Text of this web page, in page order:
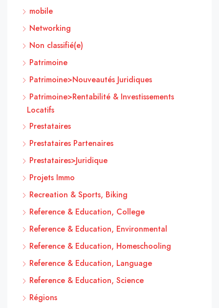
mobile
Networking
Non classifié(e)
Patrimoine
Patrimoine>Nouveautés Juridiques
Patrimoine>Rentabilité & Investissements
Locatifs
Prestataires
Prestataires Partenaires
Prestataires>Juridique
Projets Immo
Recreation & Sports, Biking
Reference & Education, College
Reference & Education, Environmental
Reference & Education, Homeschooling
Reference & Education, Language
Reference & Education, Science
Régions